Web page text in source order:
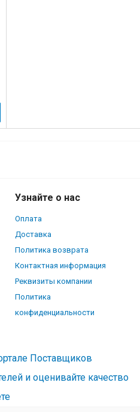
Узнайте о нас
Оплата
Доставка
Политика возврата
Контактная информация
Реквизиты компании
Политика
конфиденциальности